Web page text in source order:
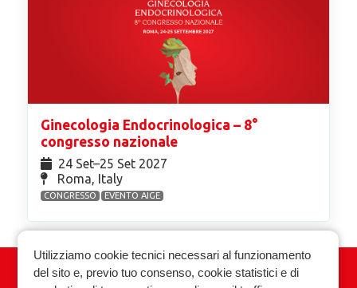
Ginecologia Endocrinologica – 8°
congresso nazionale
24 Set⁠–25 Set 2027
Roma, Italy
CONGRESSO EVENTO AIGE
Associazione Italiana Ginecologia
Utilizziamo cookie tecnici necessari al funzionamento
del sito e, previo tuo consenso, cookie statistici e di